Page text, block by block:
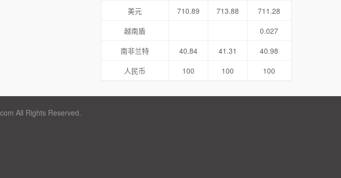
美元
710.89 713.88
711.28
越南盾
0.027
南非兰特
40.84 41.31
40.98
人民币
100 100 100
All Rights Reserved.